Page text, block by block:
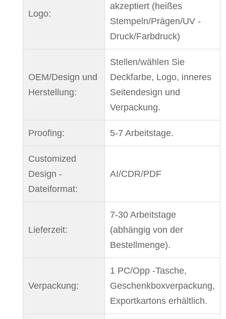
Logo:
akzeptiert (heißes
Stempeln/Prägen/UV -
Druck/Farbdruck)
OEM/Design und
Herstellung:
Stellen/wählen Sie
Deckfarbe, Logo, inneres
Seitendesign und
Verpackung.
Proofing: 5-7 Arbeitstage.
Customized
Design -
Dateiformat:
AI/CDR/PDF
Lieferzeit:
7-30 Arbeitstage
(abhängig von der
Bestellmenge).
Verpackung:
1 PC/Opp -Tasche,
Geschenkboxverpackung,
Exportkartons erhältlich.